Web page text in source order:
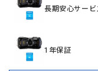
長期安心サー
1年保証